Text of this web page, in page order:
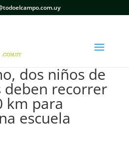
dos niños de
deben recorrer
km para
escuela